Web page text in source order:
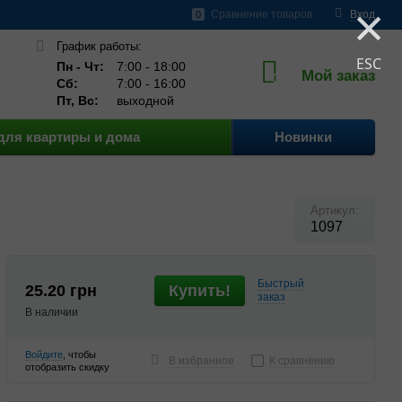
×
ESC
Вход
0 Сравнение товаров
График работы:
Пн - Чт:
7:00 - 18:00
Сб:
7:00 - 16:00
Пт, Вс:
выходной
0 Мой заказ
квартиры и дома Новинки
Артикул:
1097
25.20 грн Купить!
Быстрый
заказ
В наличии
Войдите , чтобы
отобразить скидку
В избранное К сравнению